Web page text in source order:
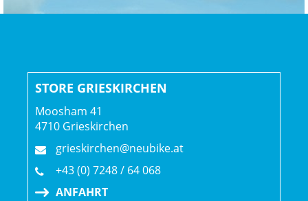
STORE GRIESKIRCHEN
Moosham 41
4710 Grieskirchen
grieskirchen@neubike.at
+43 (0) 7248 / 64 068
ANFAHRT